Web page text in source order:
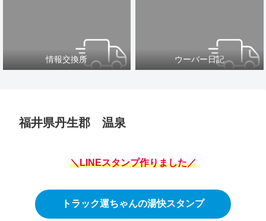
情報交換所 ウーバー日記
福井県丹生郡 温泉
＼LINEスタンプ作りました／
トラック運ちゃんの湯快スタンプ